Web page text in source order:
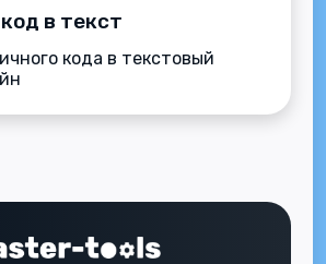
в текст
кода в текстовый